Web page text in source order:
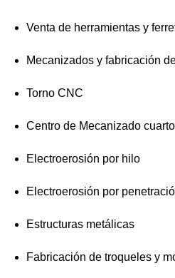
Venta de herramientas y
Mecanizados y fabricación
Torno CNC
Centro de Mecanizado
Electroerosión por hilo
Electroerosión por
Estructuras metálicas
Fabricación de troqueles y